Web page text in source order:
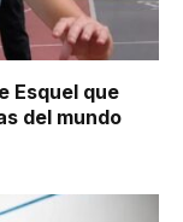
Esquel que
del mundo